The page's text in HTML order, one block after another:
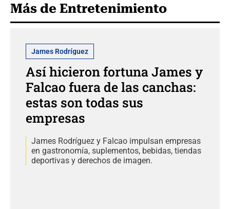
Más de Entretenimiento
James Rodríguez
Así hicieron fortuna James y
Falcao fuera de las canchas:
estas son todas sus
empresas
James Rodríguez y Falcao impulsan empresas
en gastronomía, suplementos, bebidas, tiendas
deportivas y derechos de imagen.